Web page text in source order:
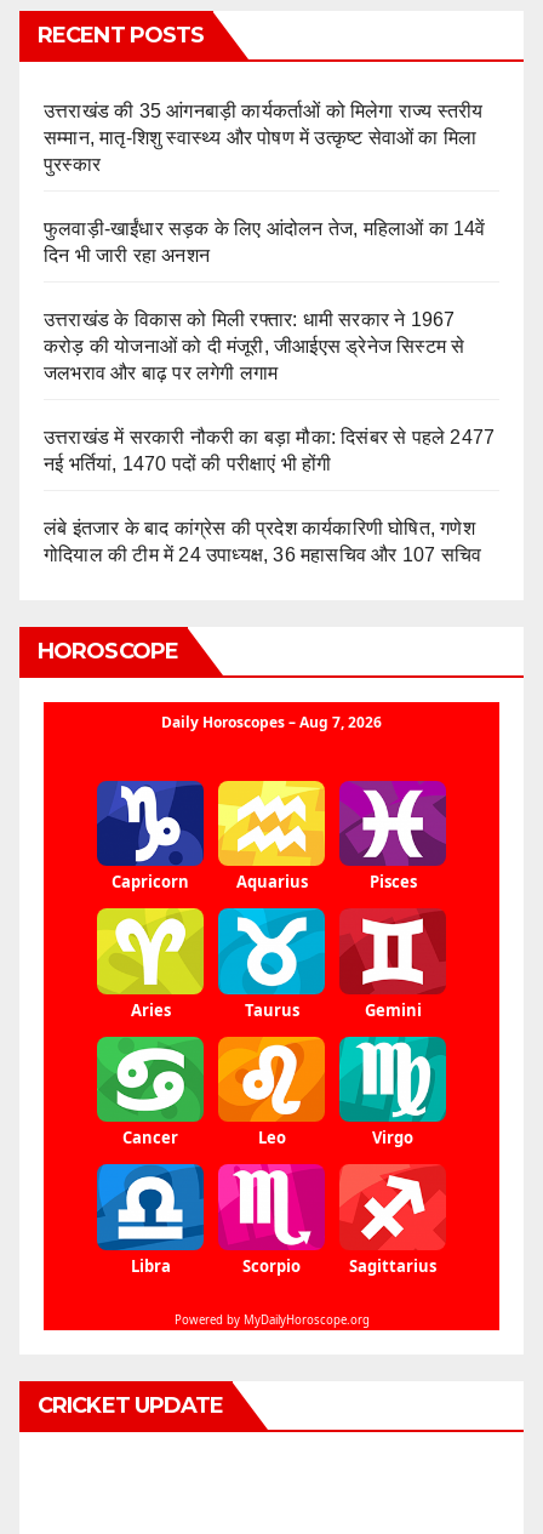
RECENT POSTS
उत्तराखंड की 35 आंगनबाड़ी कार्यकर्ताओं को मिलेगा राज्य स्तरीय
सम्मान, मातृ-शिशु स्वास्थ्य और पोषण में उत्कृष्ट सेवाओं का मिला
पुरस्कार
फुलवाड़ी-खाईंधार सड़क के लिए आंदोलन तेज, महिलाओं का 14वें
दिन भी जारी रहा अनशन
उत्तराखंड के विकास को मिली रफ्तार: धामी सरकार ने 1967
करोड़ की योजनाओं को दी मंजूरी, जीआईएस ड्रेनेज सिस्टम से
जलभराव और बाढ़ पर लगेगी लगाम
उत्तराखंड में सरकारी नौकरी का बड़ा मौका: दिसंबर से पहले 2477
नई भर्तियां, 1470 पदों की परीक्षाएं भी होंगी
लंबे इंतजार के बाद कांग्रेस की प्रदेश कार्यकारिणी घोषित, गणेश
गोदियाल की टीम में 24 उपाध्यक्ष, 36 महासचिव और 107 सचिव
HOROSCOPE
CRICKET UPDATE